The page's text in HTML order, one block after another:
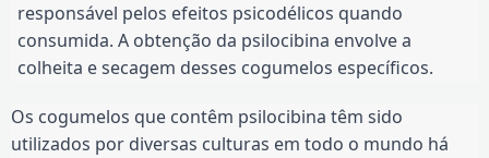
responsável pelos efeitos psicodélicos quando
consumida. A obtenção da psilocibina envolve a
colheita e secagem desses cogumelos específicos.
Os cogumelos que contêm psilocibina têm sido
utilizados por diversas culturas em todo o mundo há